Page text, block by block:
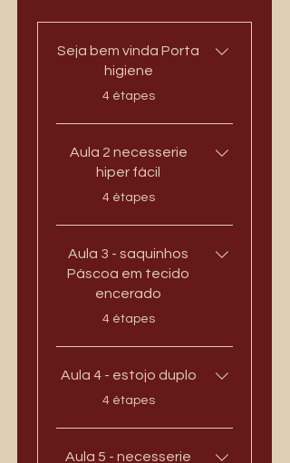
Seja bem vinda Porta
higiene
.
4 étapes
Aula 2 necesserie
hiper fácil
.
4 étapes
Aula 3 - saquinhos
Páscoa em tecido
encerado
.
4 étapes
Aula 4 - estojo duplo
.
4 étapes
Aula 5 - necesserie